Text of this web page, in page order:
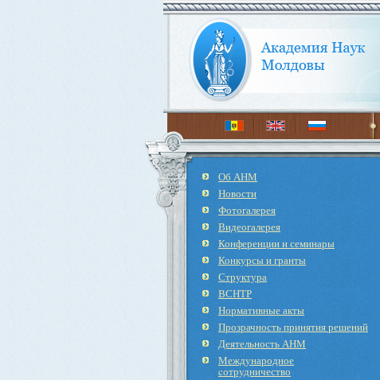
Об АНМ
Новости
Фотогалерея
Видеогалерея
Конференции и семинары
Конкурсы и гранты
Структура
ВСНТР
Нормативные акты
Прозрачность принятия решений
Деятельность АНМ
Международное
cотрудничество